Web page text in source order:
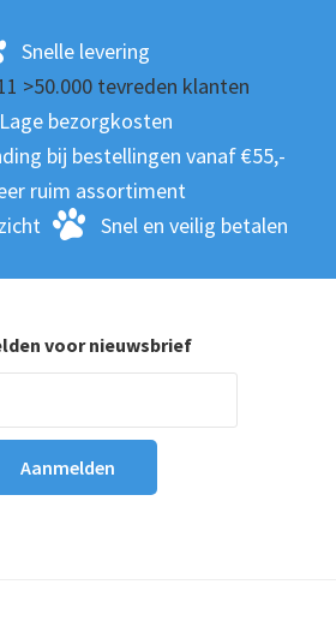
Snelle levering
>50.000 tevreden klanten
Lage bezorgkosten
bij bestellingen vanaf €55,-
ruim assortiment
Snel en veilig betalen
voor nieuwsbrief